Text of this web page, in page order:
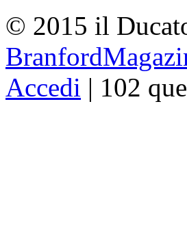
© 2015 il
Accedi | 102